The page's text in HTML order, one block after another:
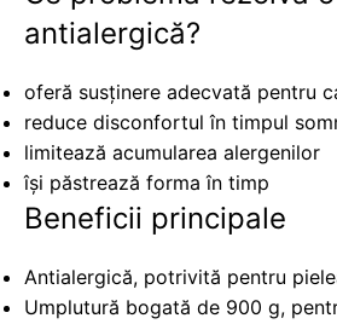
antialergică?
oferă susținere adecvată pentru
reduce disconfortul în timpul
limitează acumularea alergenilor
își păstrează forma în timp
Beneficii principale
Antialergică, potrivită pentru
Umplutură bogată de 900 g,